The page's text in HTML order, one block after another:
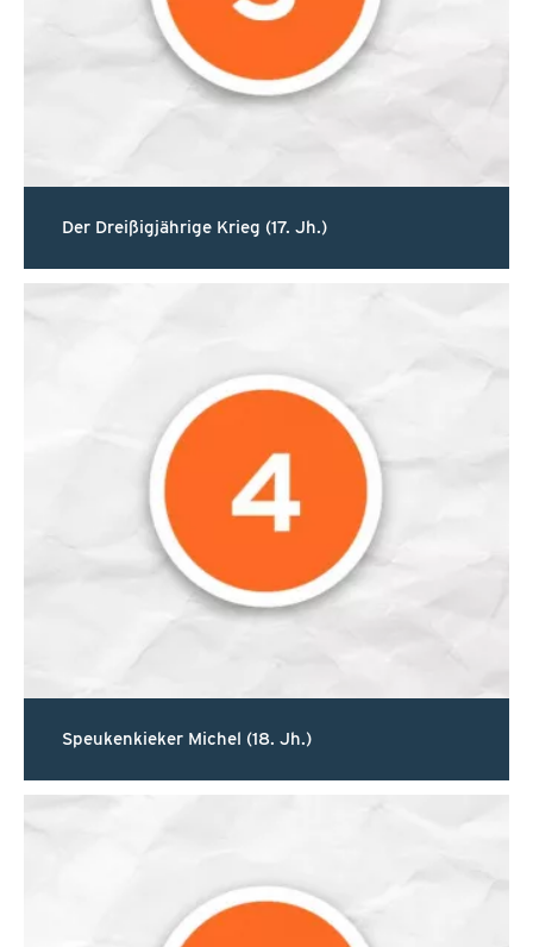
Der Dreißigjährige Krieg (17. Jh.)
Speukenkieker Michel (18. Jh.)